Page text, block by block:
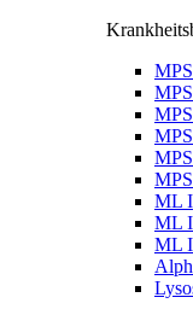
ML I
ML
ML